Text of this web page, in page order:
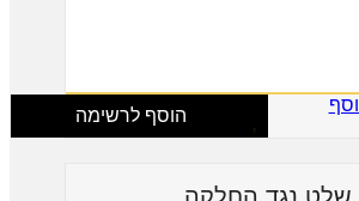
הוסף לרשימה